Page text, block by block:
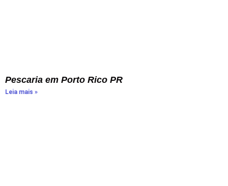
Pescaria em Porto Rico PR
Leia mais »